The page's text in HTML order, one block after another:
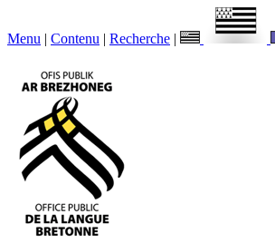
Menu | Contenu | Recherche |